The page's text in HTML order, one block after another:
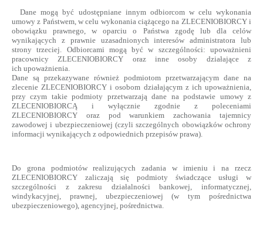
Dane mogą być udostępniane innym odbiorcom w celu wykonania
umowy z Państwem, w celu wykonania ciążącego na ZLECENIOBIORCY i
obowiązku prawnego, w oparciu o Państwa zgodę lub dla celów
wynikających z prawnie uzasadnionych interesów administratora lub
strony trzeciej. Odbiorcami mogą być w szczególności: upoważnieni
pracownicy ZLECENIOBIORCY oraz inne osoby działające z
ich upoważnienia.
Dane są przekazywane również podmiotom przetwarzającym dane na
zlecenie ZLECENIOBIORCY i osobom działającym z ich upoważnienia,
przy czym takie podmioty przetwarzają dane na podstawie umowy z
ZLECENIOBIORCĄ i wyłącznie zgodnie z poleceniami
ZLECENIOBIORCY oraz pod warunkiem zachowania tajemnicy
zawodowej i ubezpieczeniowej (czyli szczególnych obowiązków ochrony
informacji wynikających z odpowiednich przepisów prawa).
Do grona podmiotów realizujących zadania w imieniu i na rzecz
ZLECENIOBIORCY zaliczają się podmioty świadczące usługi w
szczególności z zakresu działalności bankowej, informatycznej,
windykacyjnej, prawnej, ubezpieczeniowej (w tym pośrednictwa
ubezpieczeniowego), agencyjnej, pośrednictwa.